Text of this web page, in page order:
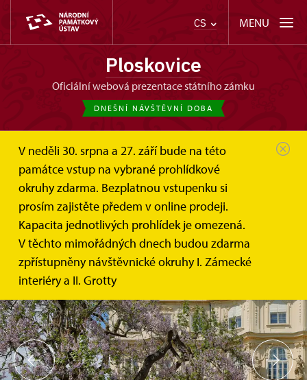
CS MENU
Ploskovice
oficiální webová prezentace státního zámku
DNEŠNÍ NÁVŠTĚVNÍ DOBA
V neděli 30. srpna a 27. září bude na této
památce vstup na vybrané prohlídkové
okruhy zdarma. Bezplatnou vstupenku si
prosím zajistěte předem v online prodeji.
Kapacita jednotlivých prohlídek je omezená.
V těchto mimořádných dnech budou zdarma
zpřístupněny návštěvnické okruhy I. Zámecké
interiéry a II. Grotty